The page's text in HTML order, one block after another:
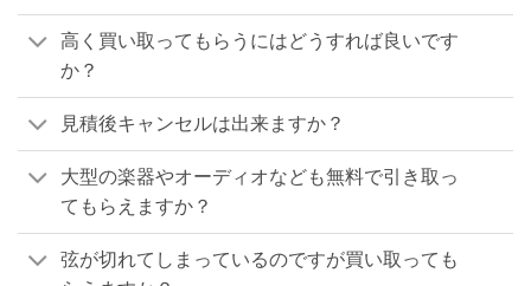
高く買い取ってもらうにはどうすれば良いです
か？
見積後キャンセルは出来ますか？
大型の楽器やオーディオなども無料で引き取っ
てもらえますか？
弦が切れてしまっているのですが買い取っても